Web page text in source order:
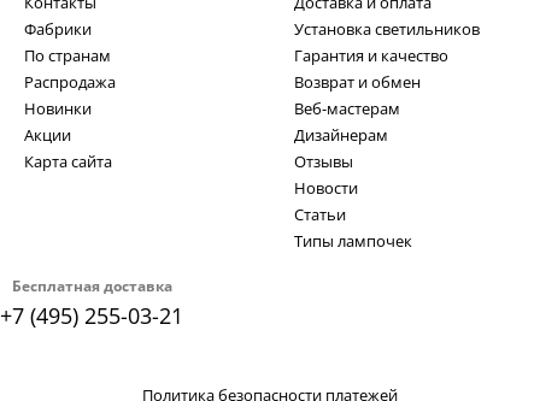
Бесплатная доставка
+7 (495) 255-03-21
Фабрики
По странам
Распродажа
Новинки
Акции
Карта сайта
Установка светильников
Гарантия и качество
Возврат и обмен
Веб-мастерам
Дизайнерам
Отзывы
Новости
Статьи
Типы лампочек
Политика безопасности платежей